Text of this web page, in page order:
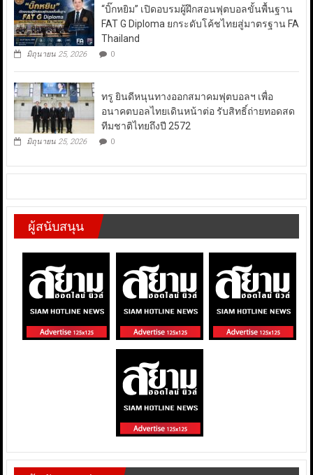
“บิ๊กหยิม” เปิดอบรมผู้ฝึกสอนฟุตบอลขั้นพื้นฐาน
FAT G Diploma ยกระดับโค้ชไทยสู่มาตรฐาน FA
Thailand
มิถุนายน 25, 2026 0
ทรู ยินดีหนุนทางออกสมาคมฟุตบอลฯ เพื่อ
อนาคตบอลไทยเดินหน้าต่อ รับสิทธิ์ถ่ายทอดสด
ทีมชาติไทยถึงปี 2572
มิถุนายน 25, 2026 0
ผู้สนับสนุน